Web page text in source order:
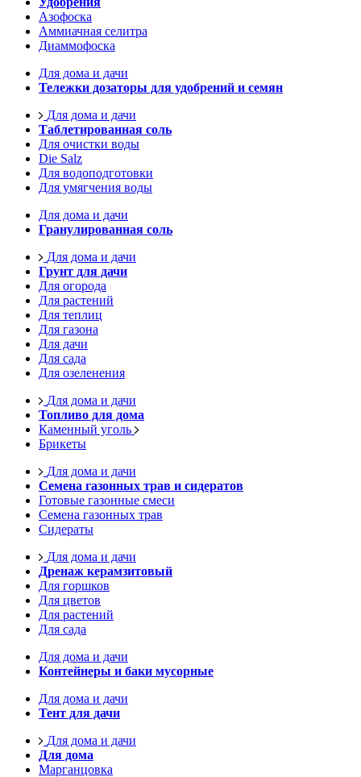
Азофоска
Аммиачная селитра
Диаммофоска
Для дома и дачи
Тележки дозаторы для удобрений и семян
Для дома и дачи
Таблетированная соль
Для очистки воды
Die Salz
Для водоподготовки
Для умягчения воды
Для дома и дачи
Гранулированная соль
Для дома и дачи
Грунт для дачи
Для огорода
Для растений
Для теплиц
Для газона
Для дачи
Для сада
Для озеленения
Для дома и дачи
Топливо для дома
Каменный уголь
Брикеты
Для дома и дачи
Семена газонных трав и сидератов
Готовые газонные смеси
Семена газонных трав
Сидераты
Для дома и дачи
Дренаж керамзитовый
Для горшков
Для цветов
Для растений
Для сада
Для дома и дачи
Контейнеры и баки мусорные
Для дома и дачи
Тент для дачи
Для дома и дачи
Для дома
Марганцовка